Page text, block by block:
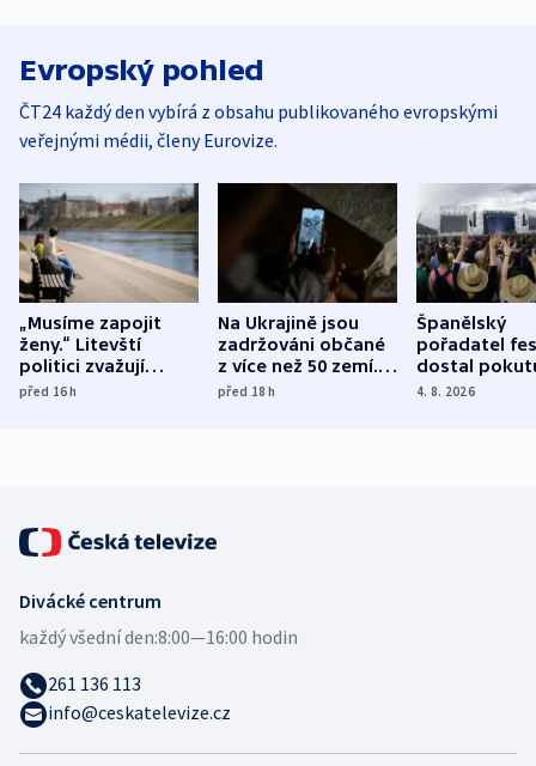
Evropský pohled
ČT24 každý den vybírá z obsahu publikovaného evropskými
veřejnými médii, členy Eurovize.
„Musíme zapojit
ženy.“ Litevští
politici zvažují
dohodu o
před 16h
Na Ukrajině jsou
zadržováni občané
z více než 50 zemí.
Bojovali na straně
před 18h
Španělský
pořadatel
dostal
nekalé
4. 8. 2026
Divácké centrum
každý všední den:8:00—16:00 hodin
261 136 113
info@ceskatelevize.cz